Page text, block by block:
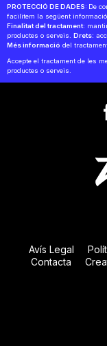
PROTECCIÓ DE DADES: De
facilitem la següent
Finalitat del tractament:
productes o serveis. Drets:
Més informació del
Accepte el tractament de les
productes o serveis.
Avís Legal
Contacta